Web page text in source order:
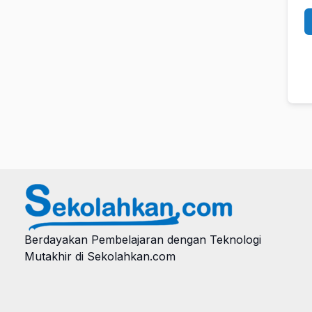
Berdayakan Pembelajaran dengan Teknologi
Mutakhir di Sekolahkan.com